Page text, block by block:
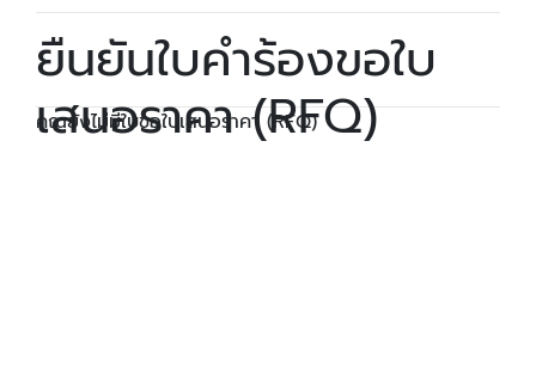
ยืนยันใบคำร้องขอใบ
เสนอราคา (RFQ)
คุณยังไม่มีใบขอใบเสนอราคา (RFQ)